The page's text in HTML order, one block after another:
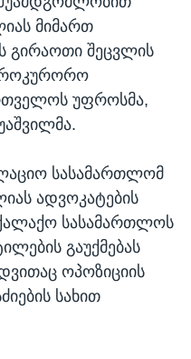
მიმართ
გირაოთი შეცვლის
უფროსმა,
სასამართლომ
ადვოკატების
სასამართლოს
გაუქმებას
ოპოზიციის
სახით